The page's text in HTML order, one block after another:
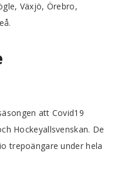
Växjö, Örebro,
att Covid19
Hockeyallsvenskan. De
trepoängare under hela